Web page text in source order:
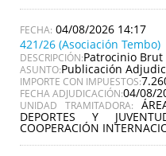
04/08/2026 14:17
421/26 (Asociación Tembo)
DESCRIPCIÓN:Patrocinio Brut
ASUNTO:Publicación
IMPORTE CON IMPUESTOS:
FECHA ADJUDICACIÓN:04/08/
UNIDAD TRAMITADORA:
DEPORTES Y
COOPERACIÓN